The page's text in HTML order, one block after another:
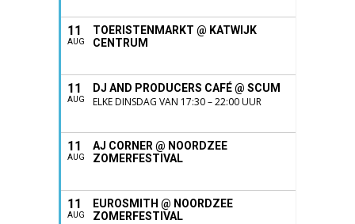
11
AUG
TOERISTENMARKT @ KATWIJK
CENTRUM
11
AUG
DJ AND PRODUCERS CAFÉ @ SCUM
ELKE DINSDAG VAN 17:30 – 22:00 UUR
11
AUG
AJ CORNER @ NOORDZEE
ZOMERFESTIVAL
11
AUG
EUROSMITH @ NOORDZEE
ZOMERFESTIVAL